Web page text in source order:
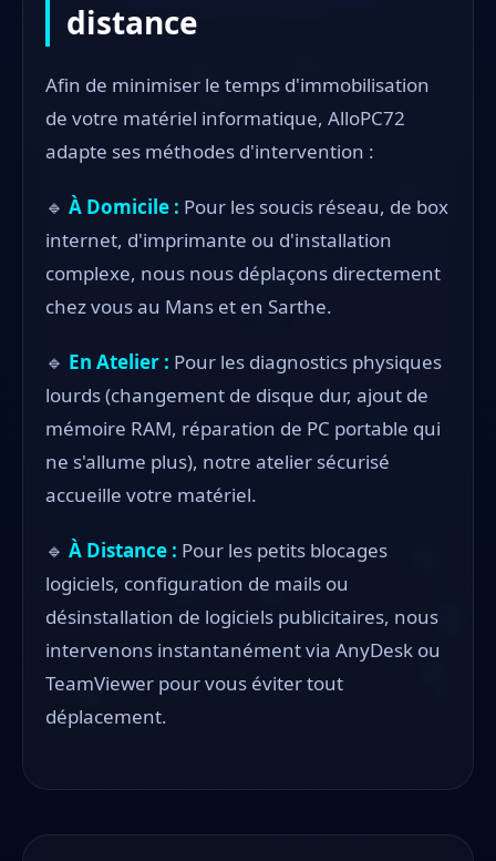
distance
Afin de minimiser le temps d'immobilisation
de votre matériel informatique, AlloPC72
adapte ses méthodes d'intervention :
🔹 À Domicile : Pour les soucis réseau, de box
internet, d'imprimante ou d'installation
complexe, nous nous déplaçons directement
chez vous au Mans et en Sarthe.
🔹 En Atelier : Pour les diagnostics physiques
lourds (changement de disque dur, ajout de
mémoire RAM, réparation de PC portable qui
ne s'allume plus), notre atelier sécurisé
accueille votre matériel.
🔹 À Distance : Pour les petits blocages
logiciels, configuration de mails ou
désinstallation de logiciels publicitaires, nous
intervenons instantanément via AnyDesk ou
TeamViewer pour vous éviter tout
déplacement.